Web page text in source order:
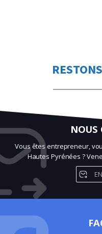
NOUS
Vous êtes entrepreneur,
Hautes Pyrénées ?